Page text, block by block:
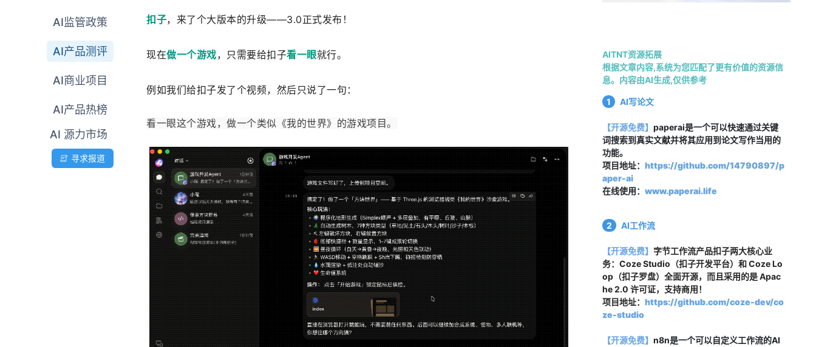
AI监管政策
AI产品测评
AI商业项目
AI产品热榜
AI 源力市场
寻求报道
扣子，来了个大版本的升级——3.0正式发布！
现在做一个游戏，只需要给扣子看一眼就行。
例如我们给扣子发了个视频，然后只说了一句：
看一眼这个游戏，做一个类似《我的世界》的游戏项目。
AITNT资源拓展
根据文章内容,系统为您匹配了更有价值的资源信
息。内容由AI生成,仅供参考
1 AI写论文
【开源免费】 paperai是一个可以快速通过关键
词搜索到真实文献并将其应用到论文写作当用的
功能。
项目地址： https://github.com/14790897/p
aper-ai
在线使用： www.paperai.life
2 AI工作流
【开源免费】 字节工作流产品扣子两大核心业
务：Coze Studio（扣子开发平台）和 Coze Lo
op（扣子罗盘）全面开源，而且采用的是 Apac
he 2.0 许可证，支持商用！
项目地址： https://github.com/coze-dev/co
ze-studio
【开源免费】 n8n是一个可以自定义工作流的AI